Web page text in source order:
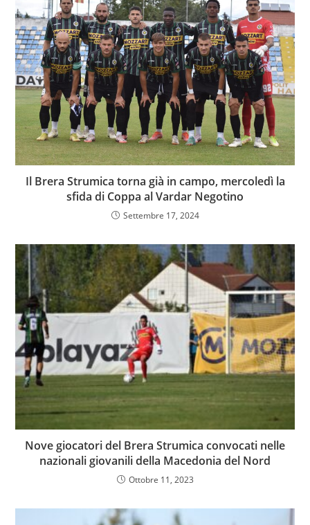
Il Brera Strumica torna già in campo, mercoledì la
sfida di Coppa al Vardar Negotino
Settembre 17, 2024
Nove giocatori del Brera Strumica convocati nelle
nazionali giovanili della Macedonia del Nord
Ottobre 11, 2023